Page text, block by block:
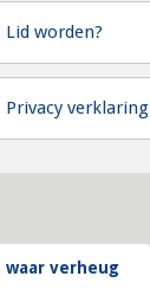
Lid worden?
Privacy verklaring
verheug